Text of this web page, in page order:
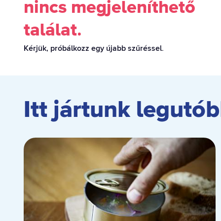
nincs megjeleníthető
találat.
Kérjük, próbálkozz egy újabb szűréssel.
Itt jártunk